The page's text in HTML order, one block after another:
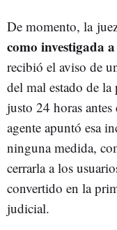
De momento, la
como investigada
recibió el aviso de
del mal estado de la
justo 24 horas
agente apuntó esa
ninguna medida,
cerrarla a los
convertido en la
judicial.